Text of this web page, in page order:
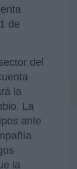
de
del
la
La
ante
la